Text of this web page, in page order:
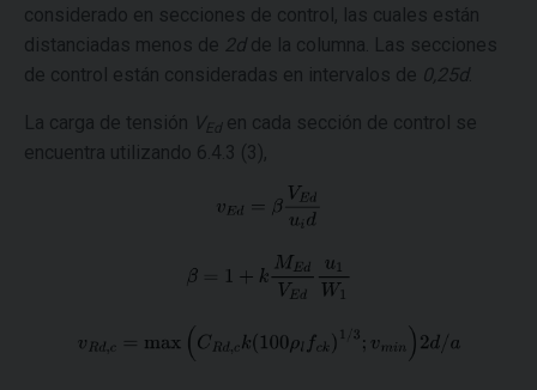
considerado en secciones de control, las cuales están
distanciadas menos de 2dde la columna. Las secciones
de control están consideradas en intervalos de 0,25d.
La carga de tensión VEden cada sección de control se
encuentra utilizando 6.4.3 (3),